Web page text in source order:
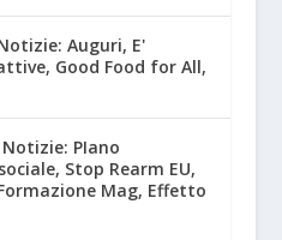
Auguri, E'
Good Food for All,
Notizie: PIano
Stop Rearm EU,
Mag, Effetto